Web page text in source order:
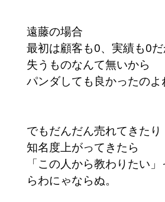
遠藤の場合
最初は顧客も0、実績も0だ
失うものなんて無いから
パンダしても良かったの
でもだんだん売れてきたり
知名度上がってきたら
「この人から教わりたい
らわにゃならぬ。